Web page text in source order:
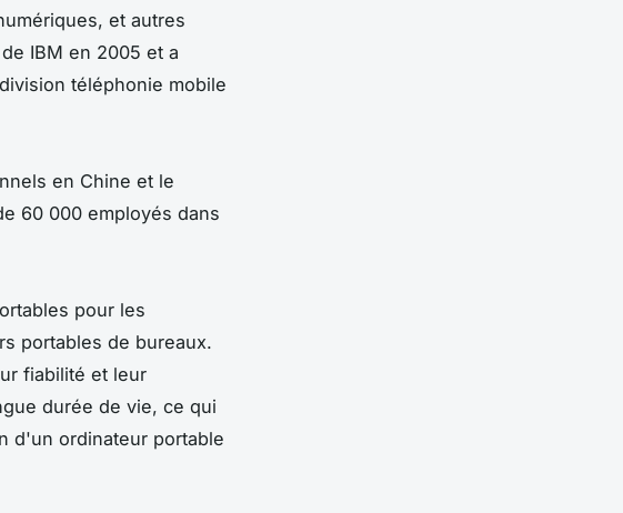
et autres
IBM en 2005 et a
téléphonie mobile
en Chine et le
60 000 employés dans
pour les
portables de bureaux.
fiabilité et leur
durée de vie, ce qui
d'un ordinateur portable